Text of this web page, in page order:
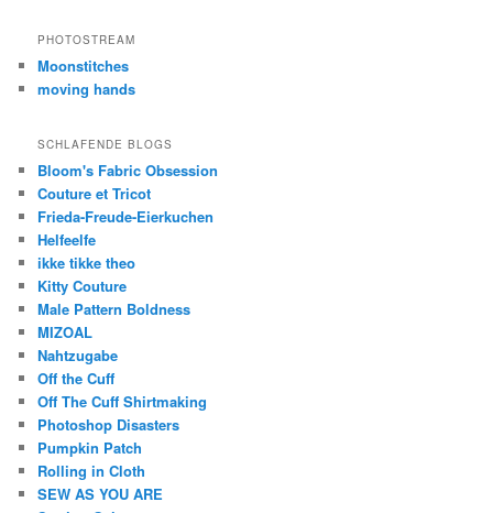
PHOTOSTREAM
Moonstitches
moving hands
SCHLAFENDE BLOGS
Bloom's Fabric Obsession
Couture et Tricot
Frieda-Freude-Eierkuchen
Helfeelfe
ikke tikke theo
Kitty Couture
Male Pattern Boldness
MIZOAL
Nahtzugabe
Off the Cuff
Off The Cuff Shirtmaking
Photoshop Disasters
Pumpkin Patch
Rolling in Cloth
SEW AS YOU ARE